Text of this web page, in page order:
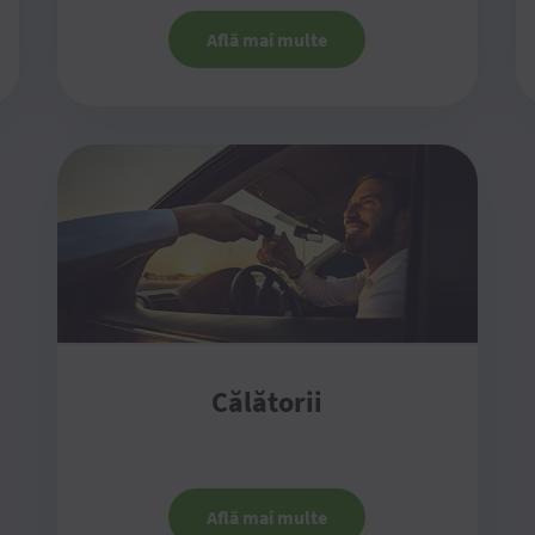
Află mai multe
Călătorii
Află mai multe